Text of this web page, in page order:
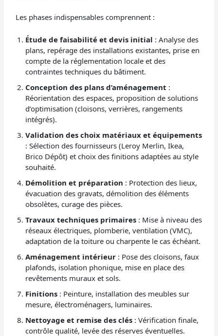
Les phases indispensables comprennent :
Étude de faisabilité et devis initial : Analyse des
plans, repérage des installations existantes, prise en
compte de la réglementation locale et des
contraintes techniques du bâtiment.
Conception des plans d’aménagement :
Réorientation des espaces, proposition de solutions
d’optimisation (cloisons, verrières, rangements
intégrés).
Validation des choix matériaux et équipements
: Sélection des fournisseurs (Leroy Merlin, Ikea,
Brico Dépôt) et choix des finitions adaptées au style
souhaité.
Démolition et préparation : Protection des lieux,
évacuation des gravats, démolition des éléments
obsolètes, curage des pièces.
Travaux techniques primaires : Mise à niveau des
réseaux électriques, plomberie, ventilation (VMC),
adaptation de la toiture ou charpente le cas échéant.
Aménagement intérieur : Pose des cloisons, faux
plafonds, isolation phonique, mise en place des
revêtements muraux et sols.
Finitions : Peinture, installation des meubles sur
mesure, électroménagers, luminaires.
Nettoyage et remise des clés : Vérification finale,
contrôle qualité, levée des réserves éventuelles.